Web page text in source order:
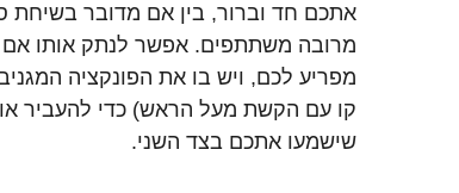
אתכם חד וברור, בין אם מדובר בשיחת
מרובה משתתפים. אפשר לנתק אותו
מפריע לכם, ויש בו את הפונקציה
שישמעו אתכם בצד השני.